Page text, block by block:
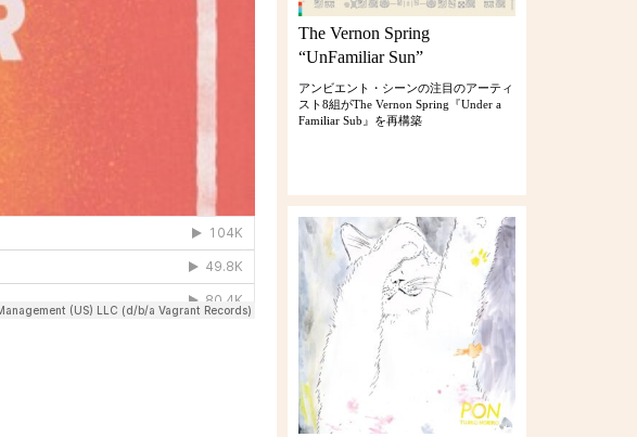
The Vernon Spring
“UnFamiliar Sun”
アンビエント・シーンの注目のアーティ
スト8組がThe Vernon Spring『Under a
Familiar Sub』を再構築